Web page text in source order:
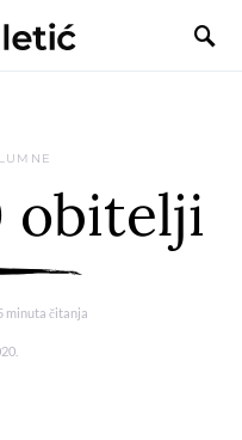
obitelji
minuta čitanja